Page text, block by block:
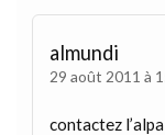
almundi
29 août 2011 à
contactez